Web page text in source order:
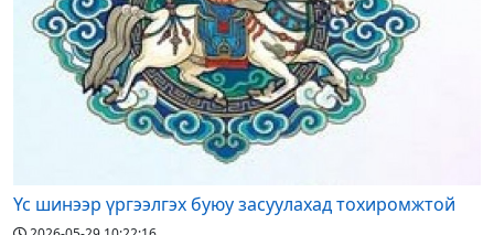
Үс шинээр үргээлгэх буюу засуулахад тохиромжтой